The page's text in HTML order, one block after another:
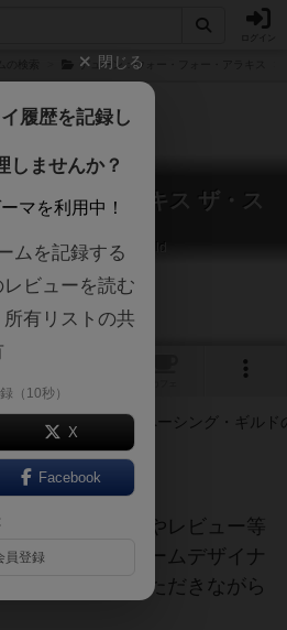
デューン：ウォー・フォー・アラキス
フォー・アラキス ザ・ス
– The Spacing Guild
力ください
いる作品説明文やレビュー等
運営事務局・ゲームデザイナ
にご協力をいただきながら
閉じる
履歴を記録し
しませんか？
マを利用中！
ムを記録する
ビューを読む
有リストの共
（10秒）
X
Facebook
員登録